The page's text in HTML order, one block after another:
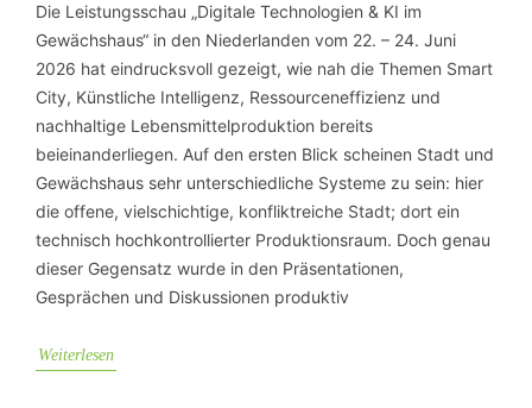
Die Leistungsschau „Digitale Technologien & KI im
Gewächshaus“ in den Niederlanden vom 22. – 24. Juni
2026 hat eindrucksvoll gezeigt, wie nah die Themen Smart
City, Künstliche Intelligenz, Ressourceneffizienz und
nachhaltige Lebensmittelproduktion bereits
beieinanderliegen. Auf den ersten Blick scheinen Stadt und
Gewächshaus sehr unterschiedliche Systeme zu sein: hier
die offene, vielschichtige, konfliktreiche Stadt; dort ein
technisch hochkontrollierter Produktionsraum. Doch genau
dieser Gegensatz wurde in den Präsentationen,
Gesprächen und Diskussionen produktiv
Weiterlesen